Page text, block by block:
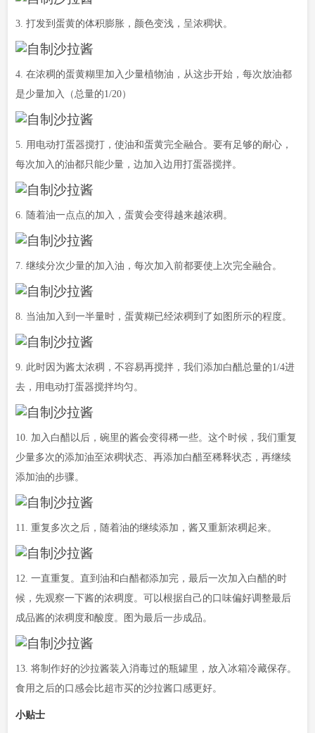
3. 打发到蛋黄的体积膨胀，颜色变浅，呈浓稠状。
4. 在浓稠的蛋黄糊里加入少量植物油，从这步开始，每次放油都
是少量加入（总量的1/20）
5. 用电动打蛋器搅打，使油和蛋黄完全融合。要有足够的耐心，
每次加入的油都只能少量，边加入边用打蛋器搅拌。
6. 随着油一点点的加入，蛋黄会变得越来越浓稠。
7. 继续分次少量的加入油，每次加入前都要使上次完全融合。
8. 当油加入到一半量时，蛋黄糊已经浓稠到了如图所示的程度。
9. 此时因为酱太浓稠，不容易再搅拌，我们添加白醋总量的1/4进
去，用电动打蛋器搅拌均匀。
10. 加入白醋以后，碗里的酱会变得稀一些。这个时候，我们重复
少量多次的添加油至浓稠状态、再添加白醋至稀释状态，再继续
添加油的步骤。
11. 重复多次之后，随着油的继续添加，酱又重新浓稠起来。
12. 一直重复。直到油和白醋都添加完，最后一次加入白醋的时
候，先观察一下酱的浓稠度。可以根据自己的口味偏好调整最后
成品酱的浓稠度和酸度。图为最后一步成品。
13. 将制作好的沙拉酱装入消毒过的瓶罐里，放入冰箱冷藏保存。
食用之后的口感会比超市买的沙拉酱口感更好。
小贴士